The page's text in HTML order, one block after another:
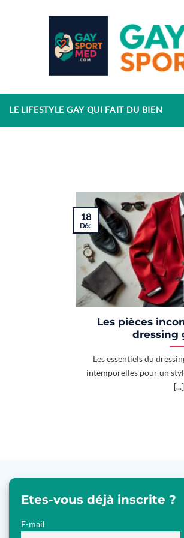
LE LIFESTYLE GAY QUI FAIT DU BIEN
Les pièces
dressing
Les essentiels du
intemporelles pour un
[...]
18
Déc
Etes-vous déjà inscrite ?
E-mail